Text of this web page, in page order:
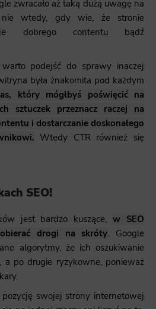
zwracało aż taką dużą uwagę na
wtedy, gdy wie, że stronie
dobrego contentu bądź
podejść do sprawy inaczej
była znakomita pod każdym
który mógłbyś poświęcić na
sztuczek przeznacz raczej na
i dostarczanie doskonałego
Wtedy CTR również się
SEO!
jest bardzo kuszące,w SEO
drogi na skróty. Google
algorytmy, że ich oszukiwanie
a po drugie ryzykowne, ponieważ
swojej strony internetowej